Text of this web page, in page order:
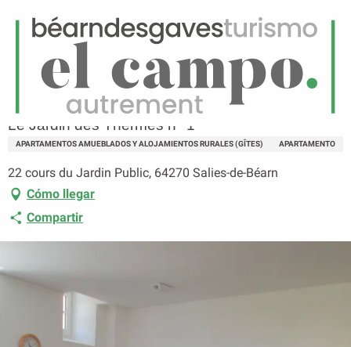
Menú
Página principal Le Jardin des Thermes n° 1
Le Jardin des Thermes n° 1
APARTAMENTOS AMUEBLADOS Y ALOJAMIENTOS RURALES (GÎTES) APARTAMENTO
22 cours du Jardin Public, 64270 Salies-de-Béarn
Cómo llegar
Compartir